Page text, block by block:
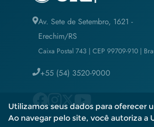
Av. Sete de Setembro, 1621 -
Erechim/RS
Caixa Postal 743 | CEP 99709-910 |
+55 (54) 3520-9000
Utilizamos seus dados para oferecer
Ao navegar pelo site, você autoriza a